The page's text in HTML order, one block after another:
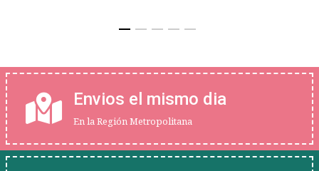
Envios el mismo dia
En la Región Metropolitana